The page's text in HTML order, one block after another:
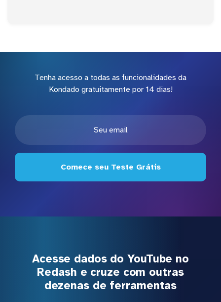
Tenha acesso a todas as funcionalidades da
Kondado gratuitamente por 14 dias!
Comece seu Teste Grátis
Acesse dados do YouTube no
Redash e cruze com outras
dezenas de ferramentas